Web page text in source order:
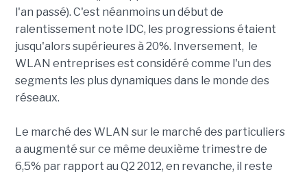
l'an passé). C'est néanmoins un début de
ralentissement note IDC, les progressions étaient
jusqu'alors supérieures à 20%. Inversement, le
WLAN entreprises est considéré comme l'un des
segments les plus dynamiques dans le monde des
réseaux.
Le marché des WLAN sur le marché des particuliers
a augmenté sur ce même deuxième trimestre de
6,5% par rapport au Q2 2012, en revanche, il reste